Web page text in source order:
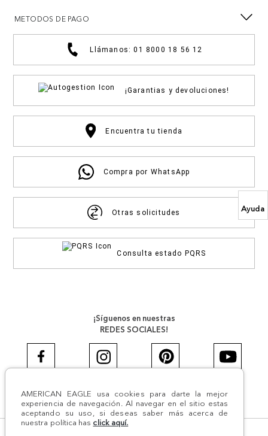
Ayuda
AMERICAN EAGLE usa cookies para darte la mejor
experiencia de navegación. Al navegar en el sitio estas
aceptando su uso, si deseas saber más acerca de
nuestra política has click aquí.
METODOS DE PAGO
Llámanos: 01 8000 18 56 12
¡Garantias y devoluciones!
Encuentra tu tienda
Compra por WhatsApp
Otras solicitudes
Consulta estado PQRS
¡Síguenos en nuestras
REDES SOCIALES!
#AEJEANS #AerieREALCOL